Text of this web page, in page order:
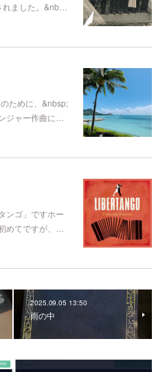
ました。&nb…
ために、&nbsp;
ジャー作曲に…
ンゴ」ですホー
めてですが、…
2025.09.05 13:50
雨の中